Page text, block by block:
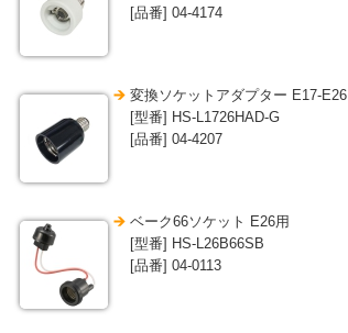
[品番] 04-4174
変換ソケットアダプター E17-E26
[型番] HS-L1726HAD-G
[品番] 04-4207
ベーク66ソケット E26用
[型番] HS-L26B66SB
[品番] 04-0113